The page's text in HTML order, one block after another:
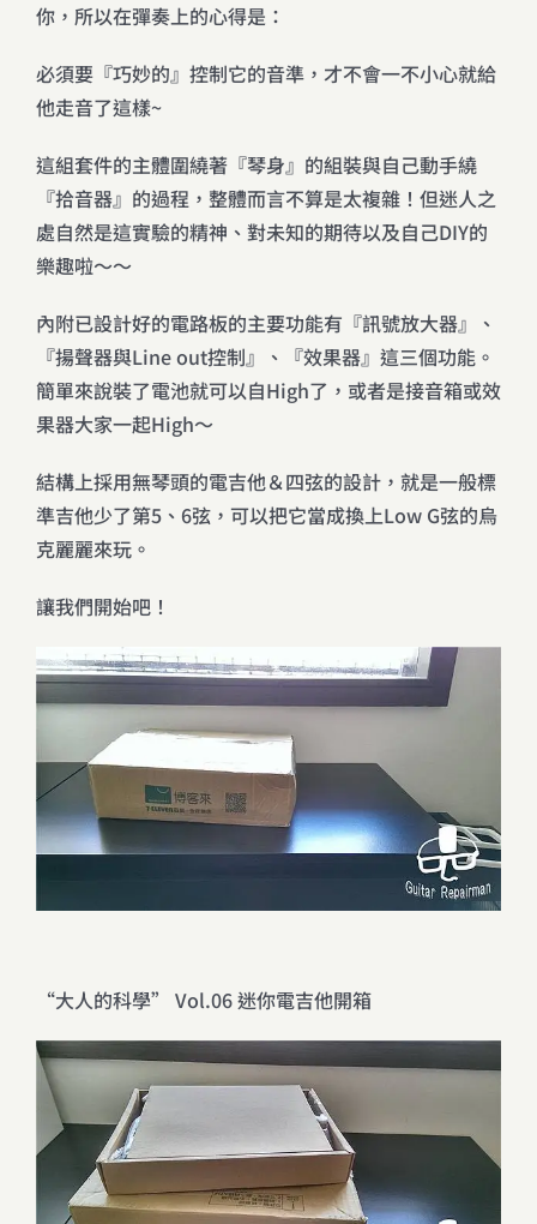
你，所以在彈奏上的心得是：
必須要『巧妙的』控制它的音準，才不會一不小心就給
他走音了這樣~
這組套件的主體圍繞著『琴身』的組裝與自己動手繞
『拾音器』的過程，整體而言不算是太複雜！但迷人之
處自然是這實驗的精神、對未知的期待以及自己DIY的
樂趣啦～～
內附已設計好的電路板的主要功能有『訊號放大器』、
『揚聲器與Line out控制』、『效果器』這三個功能。
簡單來說裝了電池就可以自High了，或者是接音箱或效
果器大家一起High～
結構上採用無琴頭的電吉他＆四弦的設計，就是一般標
準吉他少了第5、6弦，可以把它當成換上Low G弦的烏
克麗麗來玩。
讓我們開始吧！
“大人的科學” Vol.06 迷你電吉他開箱